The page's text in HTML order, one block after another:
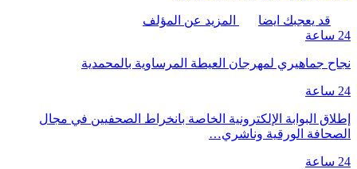
قد يعجبك ايضا
المزيد عن المؤلف
24 ساعة
نجاح جماهيري لمهرجان العيطة المرساوية بالمحمدية
24 ساعة
إطلاق البوابة الإلكترونية الخاصة بانخراط الصحفيين في مجال
الصحافة الورقية وناشري…
24 ساعة